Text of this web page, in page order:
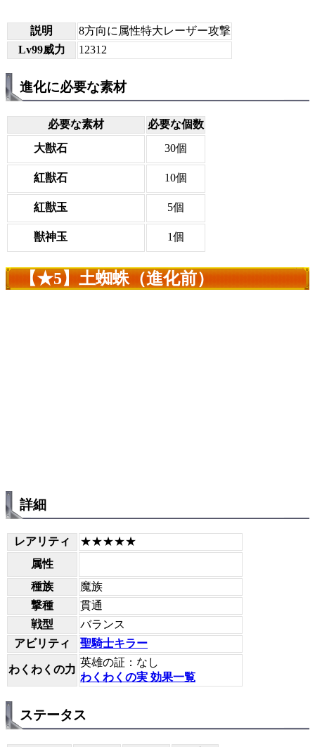
説明
8方向に属性特大レーザー攻撃
Lv99威力
12312
進化に必要な素材
必要な素材
必要な個数
大獣石
30個
紅獣石 10個
紅獣玉 5個
獣神玉 1個
【★5】土蜘蛛（進化前）
詳細
レアリティ
★★★★★
属性
種族
魔族
撃種
貫通
戦型
バランス
アビリティ
聖騎士キラー
わくわくの力
英雄の証：なし
わくわくの実 効果一覧
ステータス